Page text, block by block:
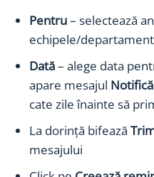
Pentru– selectează
echipele/
Dată– alege data
apare mesajul
cate zile înainte să
La dorință bifează
mesajului